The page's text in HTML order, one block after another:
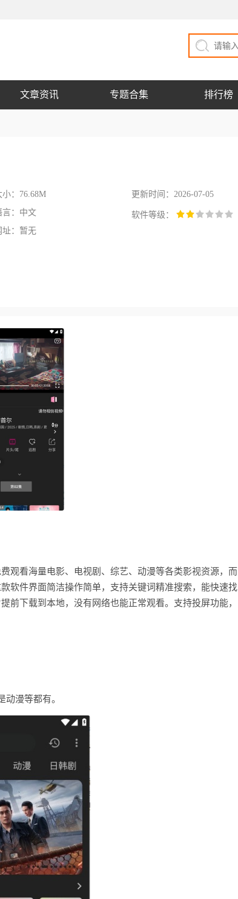
文章资讯 专题合集 排行榜
小：76.68M
更新时间：2026-07-05
言：中文
软件等级：
址：暂无
观看海量电影、电视剧、综艺、动漫等各类影视资源，而
软件界面简洁操作简单，支持关键词精准搜索，能快速找
前下载到本地，没有网络也能正常观看。支持投屏功能，
动漫等都有。